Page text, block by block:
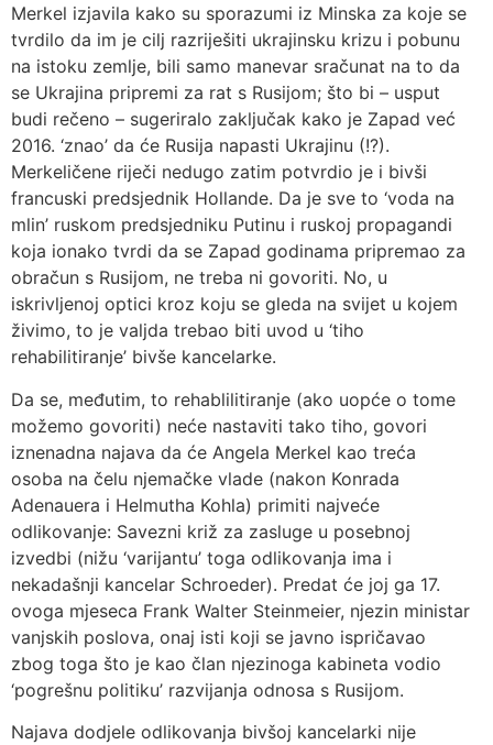
Merkel izjavila kako su sporazumi iz Minska za koje se
tvrdilo da im je cilj razriješiti ukrajinsku krizu i pobunu
na istoku zemlje, bili samo manevar sračunat na to da
se Ukrajina pripremi za rat s Rusijom; što bi – usput
budi rečeno – sugeriralo zaključak kako je Zapad već
2016. ‘znao’ da će Rusija napasti Ukrajinu (!?).
Merkeličene riječi nedugo zatim potvrdio je i bivši
francuski predsjednik Hollande. Da je sve to ‘voda na
mlin’ ruskom predsjedniku Putinu i ruskoj propagandi
koja ionako tvrdi da se Zapad godinama pripremao za
obračun s Rusijom, ne treba ni govoriti. No, u
iskrivljenoj optici kroz koju se gleda na svijet u kojem
živimo, to je valjda trebao biti uvod u ‘tiho
rehabilitiranje’ bivše kancelarke.
Da se, međutim, to rehablilitiranje (ako uopće o tome
možemo govoriti) neće nastaviti tako tiho, govori
iznenadna najava da će Angela Merkel kao treća
osoba na čelu njemačke vlade (nakon Konrada
Adenauera i Helmutha Kohla) primiti najveće
odlikovanje: Savezni križ za zasluge u posebnoj
izvedbi (nižu ‘varijantu’ toga odlikovanja ima i
nekadašnji kancelar Schroeder). Predat će joj ga 17.
ovoga mjeseca Frank Walter Steinmeier, njezin ministar
vanjskih poslova, onaj isti koji se javno ispričavao
zbog toga što je kao član njezinoga kabineta vodio
‘pogrešnu politiku’ razvijanja odnosa s Rusijom.
Najava dodjele odlikovanja bivšoj kancelarki nije